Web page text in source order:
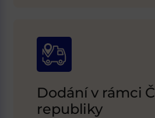
Dodání v rámci
republiky